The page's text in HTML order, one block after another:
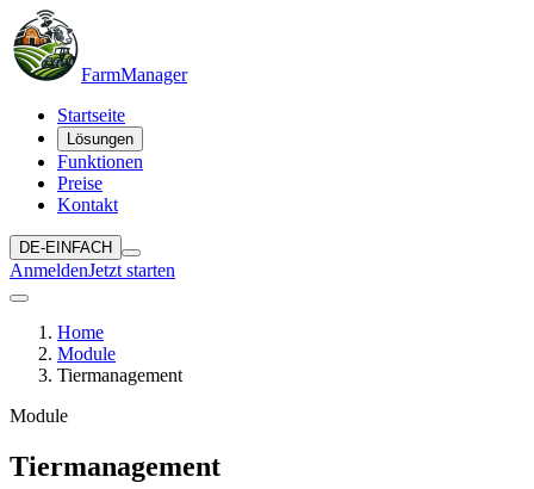
FarmManager
Startseite
Lösungen
Funktionen
Preise
Kontakt
DE-EINFACH
AnmeldenJetzt starten
Home
Module
Tiermanagement
Module
Tiermanagement